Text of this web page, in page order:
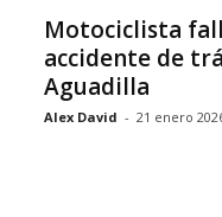
Motociclista
accidente de
Aguadilla
Alex David - 21 enero